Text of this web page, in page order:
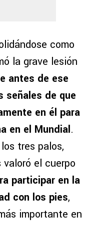
como
la grave lesión
antes de ese
señales de que
en él para
en el Mundial.
tres palos,
el cuerpo
participar en la
con los pies,
importante en